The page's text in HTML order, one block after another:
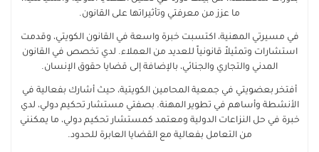
ما عزز من معرفتي وتأثيراتها على القانون.
في مسيرتي المهنية، اكتسبت خبرة واسعة في القانون الكويتي، وقدمت
استشارات وتمثيلاً قانونياً للعديد من العملاء. لدي تخصص في القانون
المدني والتجاري والجنائي، بالإضافة إلى قضايا حقوق الإنسان.
أفتخر بعضويتي في جمعية المحامين الكويتية، حيث أشارك بفعالية في
الأنشطة وأساهم في تطوير المهنة. بصفتي مستشار تحكيم دولي، لدي
خبرة في حل النزاعات الدولية ومعتمد كمستشار تحكيم دولي، ما يمكنني
من التعامل بفعالية مع القضايا العابرة للحدود.